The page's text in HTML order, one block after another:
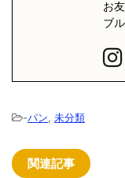
お
ブ
-パン, 未分類
関連記事